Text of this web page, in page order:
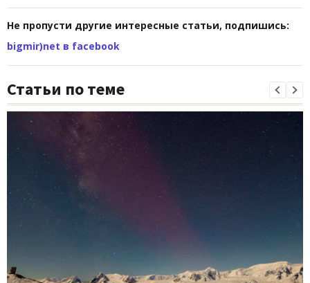
Не пропусти другие интересные статьи, подпишись:
bigmir)net в facebook
Статьи по теме